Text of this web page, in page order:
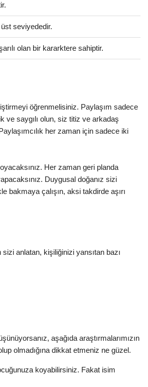
seviyededir.
olan bir kararktere sahiptir.
öğrenmelisiniz. Paylaşım sadece
ve saygılı olun, siz titiz ve arkadaş
her zaman için sadece iki
Her zaman geri planda
Duygusal doğanız sizi
bakmaya çalışın, aksi takdirde aşırı
anlatan, kişiliğinizi yansıtan bazı
aşağıda araştırmalarımızın
olmadığına dikkat etmeniz ne güzel.
koyabilirsiniz. Fakat isim